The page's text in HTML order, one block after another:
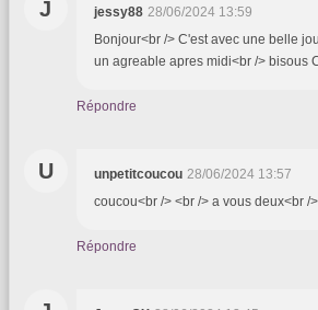
J jessy88 28/06/2024 13:59
Bonjour<br /> C'est avec une belle
un agreable apres midi<br /> bisous
Répondre
U unpetitcoucou 28/06/2024 13:57
coucou<br /> <br /> a vous deux<br /
Répondre